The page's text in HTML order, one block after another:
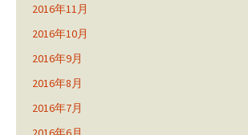
2016年11月
2016年10月
2016年9月
2016年8月
2016年7月